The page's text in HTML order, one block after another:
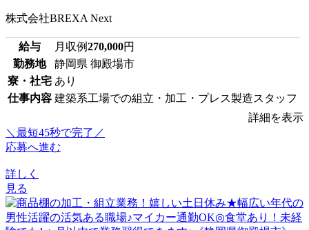
株式会社BREXA Next
給与 月収例270,000円
勤務地
静岡県 御殿場市
寮・社宅 あり
仕事内容 建築系工場での組立・加工・プレス製造スタッフ
詳細を表示
＼最短45秒で完了／
応募へ進む
詳しく
見る